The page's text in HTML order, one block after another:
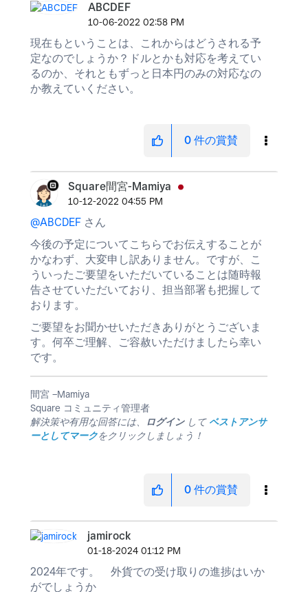
ABCDEF
‎10-06-2022 02:58 PM
現在もということは、これからはどうされる予
定なのでしょうか？ドルとかも対応を考えてい
るのか、それともずっと日本円のみの対応なの
か教えていください。
0 件の賞賛
Square間宮-Mamiya
‎10-12-2022 04:55 PM
@ABCDEF さん
今後の予定についてこちらでお伝えすることが
かなわず、大変申し訳ありません。ですが、こ
ういったご要望をいただいていることは随時報
告させていただいており、担当部署も把握して
おります。
ご要望をお聞かせいただきありがとうございま
す。何卒ご理解、ご容赦いただけましたら幸い
です。
間宮 −Mamiya
Square コミュニティ管理者
解決策や有用な回答には、
ログインして ベストアンサ
ーとしてマークをクリックしましょう！
0 件の賞賛
jamirock
‎01-18-2024 01:12 PM
2024年です。 外貨での受け取りの進捗はいか
がでしょうか